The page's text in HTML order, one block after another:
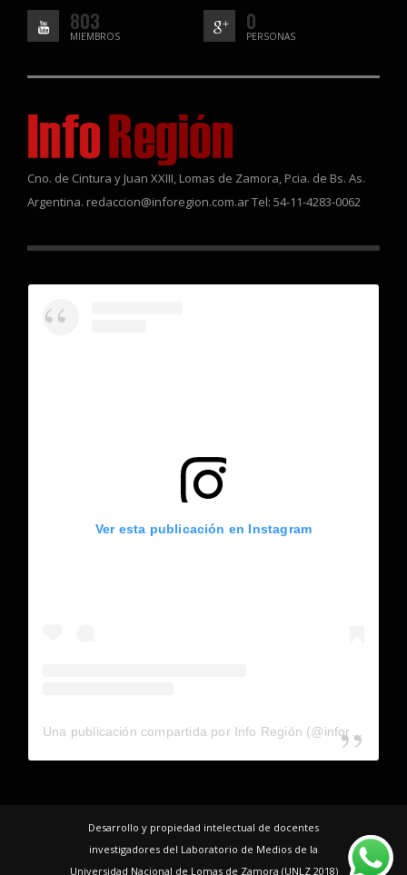
803
MIEMBROS
0
PERSONAS
Cno. de Cintura y Juan XXIII, Lomas de Zamora, Pcia. de Bs. As.
Argentina. redaccion@inforegion.com.ar Tel: 54-11-4283-0062
Ver esta publicación en Instagram
Una publicación compartida por Info Región (@inforegion_redes)
Desarrollo y propiedad intelectual de docentes
investigadores del Laboratorio de Medios de la
Universidad Nacional de Lomas de Zamora (UNLZ 2018)